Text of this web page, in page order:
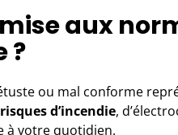
aux
?
ou mal conforme
risques d’incendie,
à votre quotidien.